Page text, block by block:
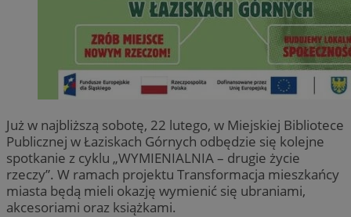
Już w najbliższą sobotę, 22 lutego, w Miejskiej Bibliotece
Publicznej w Łaziskach Górnych odbędzie się kolejne
spotkanie z cyklu „WYMIENIALNIA – drugie życie
rzeczy”. W ramach projektu Transformacja mieszkańcy
miasta będą mieli okazję wymienić się ubraniami,
akcesoriami oraz książkami.